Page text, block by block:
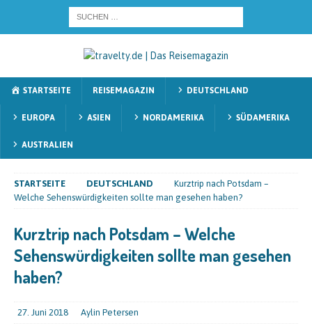
STARTSEITE REISEMAGAZIN DEUTSCHLAND
EUROPA ASIEN NORDAMERIKA SÜDAMERIKA
AUSTRALIEN
STARTSEITE DEUTSCHLAND
Kurztrip nach Potsdam –
Welche Sehenswürdigkeiten sollte man gesehen haben?
Kurztrip nach Potsdam – Welche
Sehenswürdigkeiten sollte man gesehen
haben?
27. Juni 2018 Aylin Petersen